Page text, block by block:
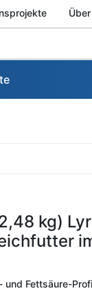
kg)
und Fettsäure-